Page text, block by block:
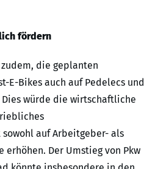
fördern
die geplanten
E-Bikes auch auf Pedelecs und
Dies würde die wirtschaftliche
auf Arbeitgeber- als
Der Umstieg von Pkw